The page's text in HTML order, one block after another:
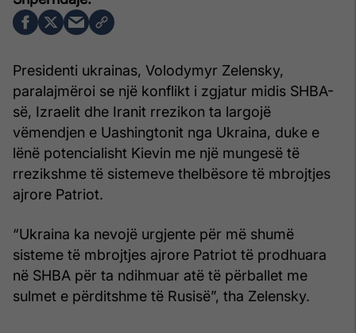
Presidenti ukrainas, Volodymyr Zelensky,
paralajmëroi se një konflikt i zgjatur midis SHBA-
së, Izraelit dhe Iranit rrezikon ta largojë
vëmendjen e Uashingtonit nga Ukraina, duke e
lënë potencialisht Kievin me një mungesë të
rrezikshme të sistemeve thelbësore të mbrojtjes
ajrore Patriot.
“Ukraina ka nevojë urgjente për më shumë
sisteme të mbrojtjes ajrore Patriot të prodhuara
në SHBA për ta ndihmuar atë të përballet me
sulmet e përditshme të Rusisë”, tha Zelensky.